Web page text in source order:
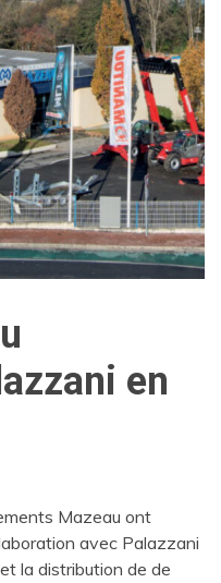
en
Mazeau ont
avec Palazzani
la distribution de de